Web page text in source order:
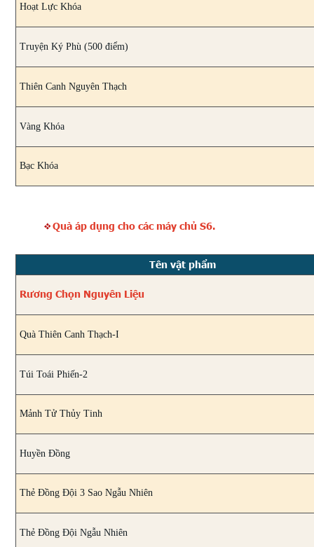
Hoạt Lực Khóa
Truyện Ký Phù (500 điểm)
Thiên Canh Nguyên Thạch
Vàng Khóa
Bạc Khóa
Quà áp dụng cho các máy chủ S6.
Tên vật phẩm
Rương Chọn Nguyên Liệu
Quà Thiên Canh Thạch-I
Túi Toái Phiến-2
Mảnh Tử Thủy Tinh
Huyền Đồng
Thẻ Đồng Đội 3 Sao Ngẫu Nhiên
Thẻ Đồng Đội Ngẫu Nhiên